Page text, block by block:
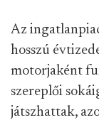
Az
hosszú
motorjaként
szereplői
játszhattak,